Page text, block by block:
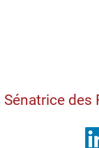
Sénatrice des